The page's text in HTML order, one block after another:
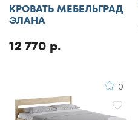
КРОВАТЬ МЕБЕЛЬГРАД
ЭЛАНА
12 770 р.
0